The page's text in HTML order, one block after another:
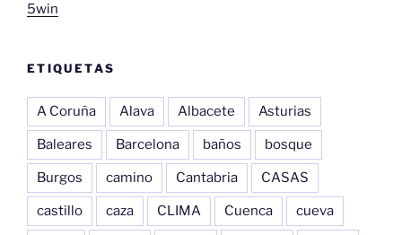
5win
ETIQUETAS
A Coruña Alava Albacete Asturias
Baleares Barcelona baños bosque
Burgos camino Cantabria CASAS
castillo caza CLIMA Cuenca cueva